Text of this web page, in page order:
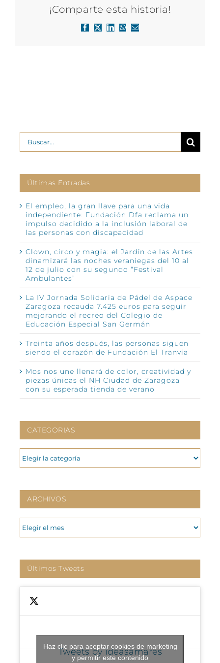
¡Comparte esta historia!
Facebook
X LinkedInWhatsApp
Correo
Buscar:
Últimas Entradas
El empleo, la gran llave para una vida
independiente: Fundación Dfa reclama un
impulso decidido a la inclusión laboral de
las personas con discapacidad
Clown, circo y magia: el Jardín de las Artes
dinamizará las noches veraniegas del 10 al
12 de julio con su segundo “Festival
Ambulantes”
La IV Jornada Solidaria de Pádel de Aspace
Zaragoza recauda 7.425 euros para seguir
mejorando el recreo del Colegio de
Educación Especial San Germán
Treinta años después, las personas siguen
siendo el corazón de Fundación El Tranvía
Mos nos une llenará de color, creatividad y
piezas únicas el NH Ciudad de Zaragoza
con su esperada tienda de verano
CATEGORIAS
CATEGORIAS
ARCHIVOS
ARCHIVOS
Últimos Tweets
Tweets by ideasamares
Haz clic para aceptar cookies de marketing
y permitir este contenido